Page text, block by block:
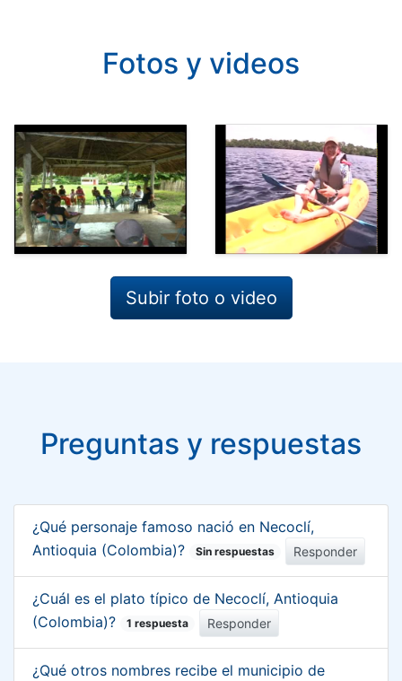
Fotos y videos
Subir foto o video
Preguntas y respuestas
¿Qué personaje famoso nació en Necoclí,
Antioquia (Colombia)?
Sin respuestas Responder
¿Cuál es el plato típico de Necoclí, Antioquia
(Colombia)?
1 respuesta Responder
¿Qué otros nombres recibe el municipio de